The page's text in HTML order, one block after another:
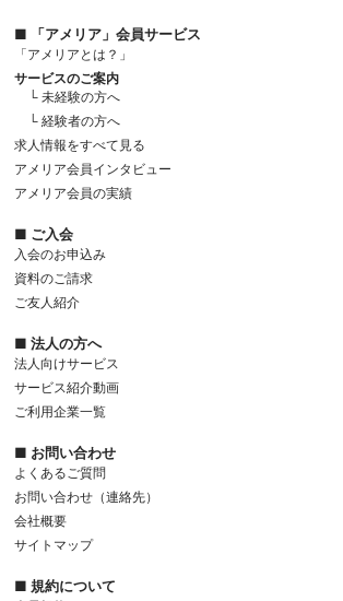
■ 「アメリア」会員サービス
「アメリアとは？」
サービスのご案内
└ 未経験の方へ
└ 経験者の方へ
求人情報をすべて見る
アメリア会員インタビュー
アメリア会員の実績
■ ご入会
入会のお申込み
資料のご請求
ご友人紹介
■ 法人の方へ
法人向けサービス
サービス紹介動画
ご利用企業一覧
■ お問い合わせ
よくあるご質問
お問い合わせ（連絡先）
会社概要
サイトマップ
■ 規約について